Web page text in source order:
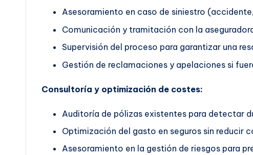
Asesoramiento en caso de siniestro
Comunicación y tramitación con la
Supervisión del proceso para garantizar una
Gestión de reclamaciones y apelaciones si
Consultoría y optimización de costes:
Auditoría de pólizas existentes para detectar
Optimización del gasto en seguros sin reducir
Asesoramiento en la gestión de riesgos para